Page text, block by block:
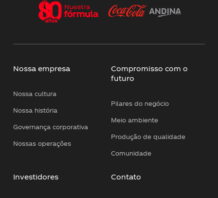
Nossa empresa
Nossa cultura
Nossa história
Governança corporativa
Nossas operações
Compromisso com o
futuro
Pilares do negócio
Meio ambiente
Produção de qualidade
Comunidade
Investidores Contato